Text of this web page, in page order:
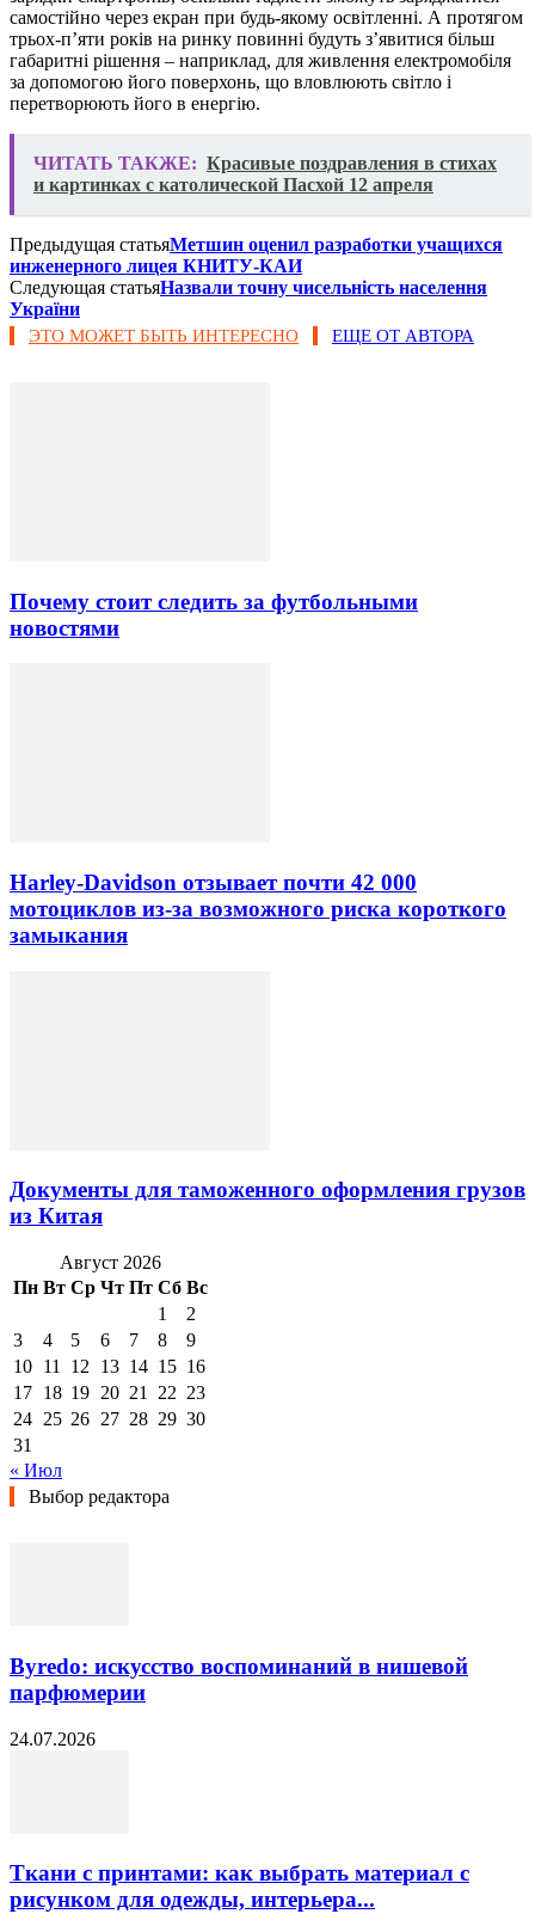
самостійно через екран при будь-якому освітленні. А протягом
трьох-п’яти років на ринку повинні будуть з’явитися більш
габаритні рішення – наприклад, для живлення електромобіля
за допомогою його поверхонь, що вловлюють світло і
перетворюють його в енергію.
ЧИТАТЬ ТАКЖЕ: Красивые поздравления в стихах
и картинках с католической Пасхой 12 апреля
Предыдущая статьяМетшин оценил разработки учащихся
инженерного лицея КНИТУ-КАИ
Следующая статьяНазвали точну чисельність населення
України
ЭТО МОЖЕТ БЫТЬ ИНТЕРЕСНО ЕЩЕ ОТ АВТОРА
Почему стоит следить за футбольными
новостями
Harley-Davidson отзывает почти 42 000
мотоциклов из-за возможного риска короткого
замыкания
Документы для таможенного оформления грузов
из Китая
Август 2026
Пн Вт Ср Чт Пт Сб Вс
1
2
3
4 5 6 7 8
9
10 11 12 13 14 15 16
17 18 19 20 21 22 23
24 25 26 27 28 29 30
31
« Июл
Выбор редактора
Byredo: искусство воспоминаний в нишевой
парфюмерии
24.07.2026
Ткани с принтами: как выбрать материал с
рисунком для одежды, интерьера...